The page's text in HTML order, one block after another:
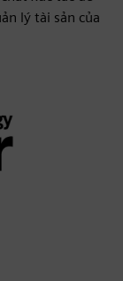
lý tài sản của